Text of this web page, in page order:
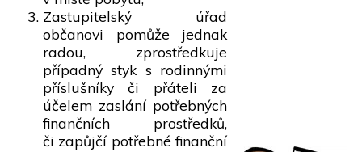
Zastupitelský úřad
občanovi pomůže jednak
radou, zprostředkuje
případný styk s rodinnými
příslušníky či přáteli za
účelem zaslání potřebných
finančních prostředků,
či zapůjčí potřebné finanční